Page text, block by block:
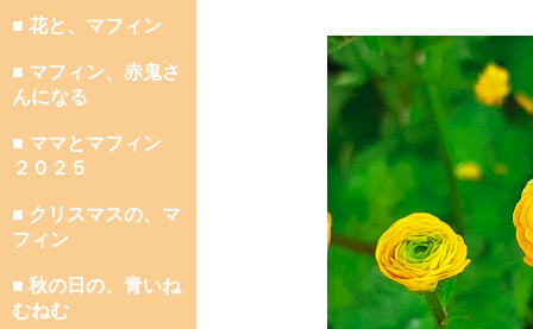
■ 花と、マフィン
■ マフィン、赤鬼さ
んになる
■ ママとマフィン
２０２５
■ クリスマスの、マ
フィン
■ 秋の日の、青いね
むねむ